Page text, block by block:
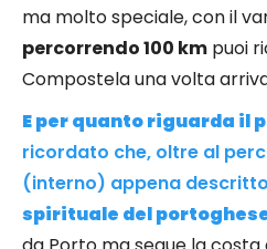
ma molto speciale, con il
percorrendo 100 km puoi
Compostela una volta
E per quanto riguarda il
ricordato che, oltre al
(interno) appena
spirituale del